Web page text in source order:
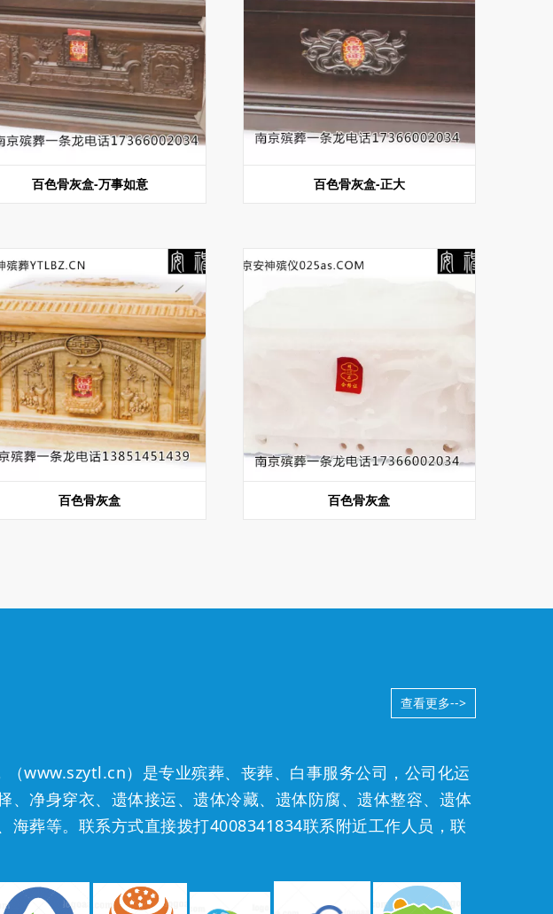
百色骨灰盒-万事如意 百色骨灰盒-正大
百色骨灰盒 百色骨灰盒
查看更多-->
（www.szytl.cn）是专业殡葬、丧葬、白事服务公司，公司化运
净身穿衣、遗体接运、遗体冷藏、遗体防腐、遗体整容、遗体
葬等。 联系方式直接拨打4008341834联系附近工作人员，联